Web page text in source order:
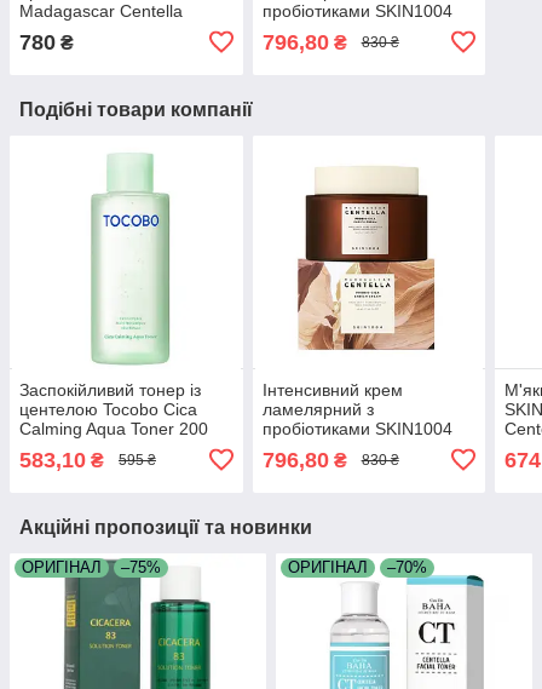
Madagascar Centella
Ampoule 50 мл та 30 мл
780 ₴
пробіотиками SKIN1004
Probio-Cica Enrich Cream
796,80₴ 830 ₴
Подібні товари компанії
Заспокійливий тонер із
центелою Tocobo Cica
Calming Aqua Toner 200
583,10 ₴ 595 ₴
Інтенсивний крем
ламелярний з
пробіотиками SKIN1004
Probio-Cica Enrich Cream
796,80₴ 830 ₴
Акційні пропозиції та новинки
ОРИГІНАЛ –75% ОРИГІНАЛ –70%